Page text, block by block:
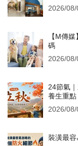
2026/08/
【M傳
碼
2026/08/
24節氣
養生重
2026/08/
裝潢最